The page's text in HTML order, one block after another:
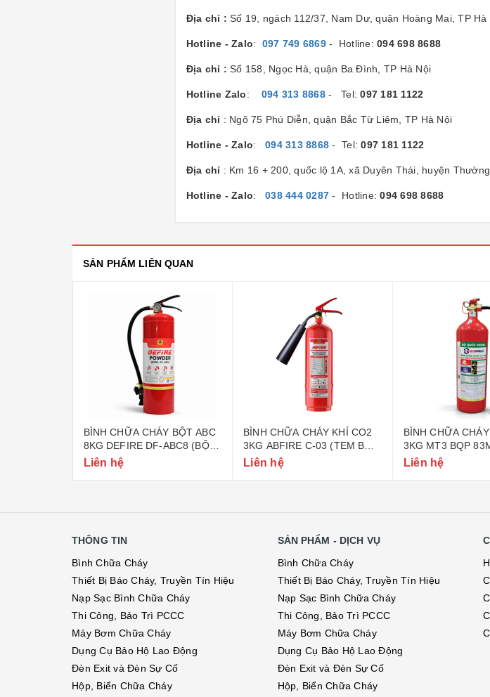
Địa chỉ : Số 19, ngách 112/37, Nam Dư, quận Hoàng Mai, TP Hà
Hotline - Zalo: 097 749 6869 - Hotline: 094 698 8688
Địa chỉ : Số 158, Ngọc Hà, quận Ba Đình, TP Hà Nội
Hotline Zalo: 094 313 8868 - Tel:097 181 1122
Địa chỉ : Ngõ 75 Phú Diễn, quận Bắc Từ Liêm, TP Hà Nội
Hotline - Zalo: 094 313 8868 - Tel:097 181 1122
Địa chỉ : Km 16 + 200, quốc lộ 1A, xã Duyên Thái, huyện
Hotline - Zalo: 038 444 0287 - Hotline:094 698 8688
SẢN PHẨM LIÊN QUAN
BÌNH CHỮA CHÁY BỘT ABC
8KG DEFIRE DF-ABC8 (BỘ
CÔNG AN)
Liên hệ
BÌNH CHỮA CHÁY KHÍ CO2
3KG ABFIRE C-03 (TEM BỘ
CÔNG AN)
Liên hệ
BÌNH CHỮA
3KG MT3 BQP
QUỐC PHÒNG)
Liên hệ
THÔNG TIN
Bình Chữa Cháy
Thiết Bị Báo Cháy, Truyền Tín Hiệu
Nạp Sạc Bình Chữa Cháy
Thi Công, Bảo Trì PCCC
Máy Bơm Chữa Cháy
Dụng Cụ Bảo Hộ Lao Động
Đèn Exit và Đèn Sự Cố
Hộp, Biển Chữa Cháy
SẢN PHẨM - DỊCH VỤ
Bình Chữa Cháy
Thiết Bị Báo Cháy, Truyền Tín Hiệu
Nạp Sạc Bình Chữa Cháy
Thi Công, Bảo Trì PCCC
Máy Bơm Chữa Cháy
Dụng Cụ Bảo Hộ Lao Động
Đèn Exit và Đèn Sự Cố
Hộp, Biển Chữa Cháy